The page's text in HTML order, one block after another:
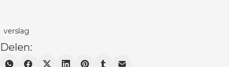
verslag
Delen: